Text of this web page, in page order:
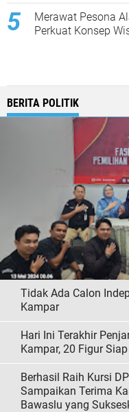
Merawat Pesona
Perkuat Konsep
BERITA POLITIK
Tidak Ada Calon
Kampar
Hari Ini Terakhir
Kampar, 20 Figur
Berhasil Raih Kursi
Sampaikan Terima
Bawaslu yang